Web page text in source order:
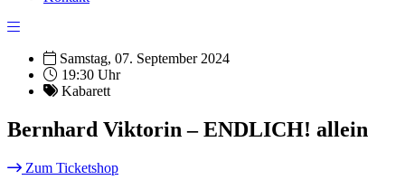
Samstag, 07. September 2024
19:30 Uhr
Kabarett
Bernhard Viktorin – ENDLICH! allein
Zum Ticketshop